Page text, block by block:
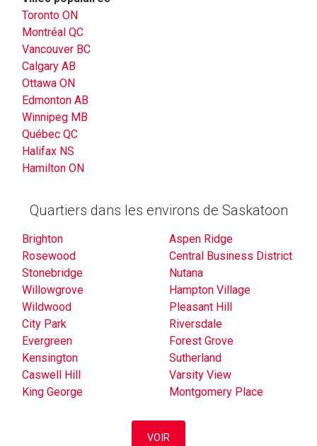
Toronto ON
Montréal QC
Vancouver BC
Calgary AB
Ottawa ON
Edmonton AB
Winnipeg MB
Québec QC
Halifax NS
Hamilton ON
Quartiers dans les environs de Saskatoon
Brighton
Aspen Ridge
Rosewood
Central Business District
Stonebridge
Nutana
Willowgrove
Hampton Village
Wildwood
Pleasant Hill
City Park
Riversdale
Evergreen
Forest Grove
Kensington
Sutherland
Caswell Hill
Varsity View
King George
Montgomery Place
VOIR